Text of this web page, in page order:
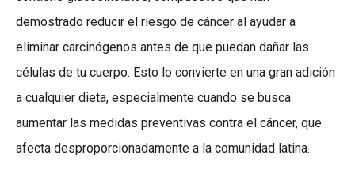
demostrado reducir el riesgo de cáncer al ayudar a
eliminar carcinógenos antes de que puedan dañar las
células de tu cuerpo. Esto lo convierte en una gran adición
a cualquier dieta, especialmente cuando se busca
aumentar las medidas preventivas contra el cáncer, que
afecta desproporcionadamente a la comunidad latina.